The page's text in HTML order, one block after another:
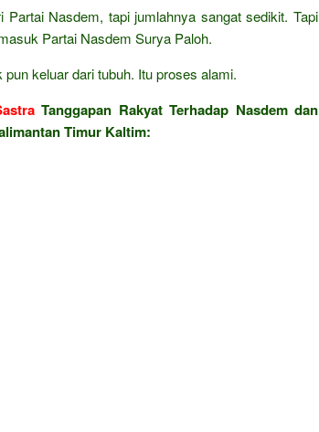
Nasdem, tapi jumlahnya sangat sedikit. Tapi
Partai Nasdem Surya Paloh.
keluar dari tubuh. Itu proses alami.
Tanggapan Rakyat Terhadap Nasdem dan
Timur Kaltim: